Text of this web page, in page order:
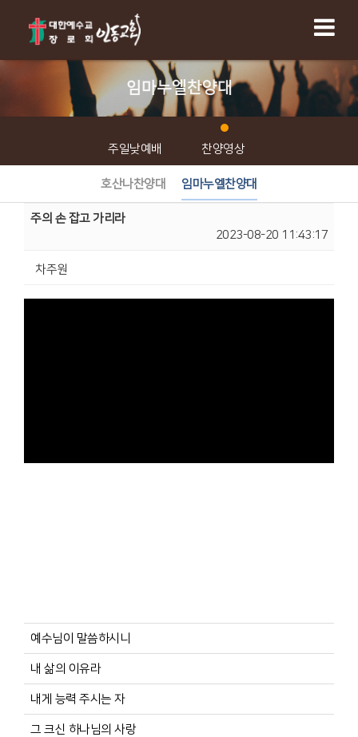
임마누엘찬양대
주일낮예배 찬양영상
호산나찬양대 임마누엘찬양대
주의 손 잡고 가리라
2023-08-20 11:43:17
차주원
예수님이 말씀하시니
내 삶의 이유라
내게 능력 주시는 자
그 크신 하나님의 사랑